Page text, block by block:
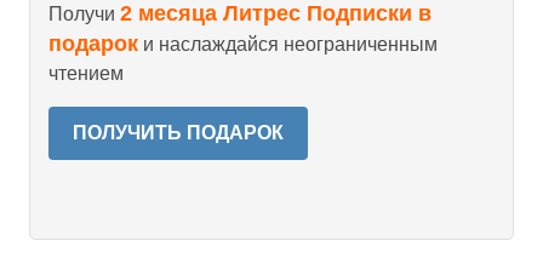
Получи 2 месяца Литрес Подписки в
подарок и наслаждайся неограниченным
чтением
ПОЛУЧИТЬ ПОДАРОК